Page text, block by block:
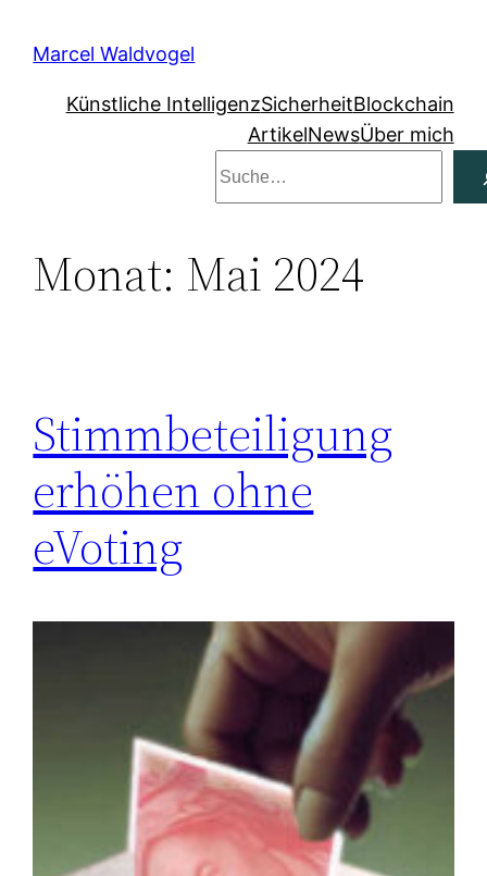
Inhalt
Marcel Waldvogel
Künstliche IntelligenzSicherheitBlockchain
ArtikelNewsÜber mich
Monat: Mai 2024
Stimmbeteiligung
erhöhen ohne
eVoting